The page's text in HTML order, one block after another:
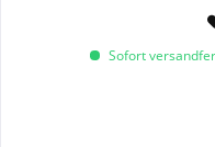
Sofort